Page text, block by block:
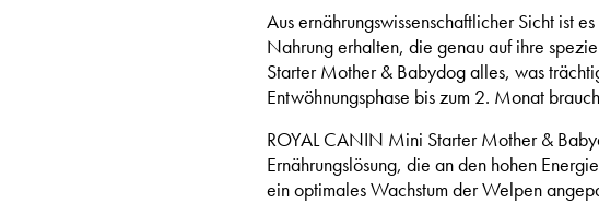
Aus ernährungswissenschaftlicher Sicht ist
Nahrung erhalten, die genau auf ihre
Starter Mother & Babydog alles, was
Entwöhnungsphase bis zum 2. Monat
ROYAL CANIN Mini Starter Mother &
Ernährungslösung, die an den hohen
ein optimales Wachstum der Welpen